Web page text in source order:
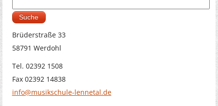
Suchformular
Brüderstraße 33
58791 Werdohl
Tel. 02392 1508
Fax 02392 14838
info@musikschule-lennetal.de